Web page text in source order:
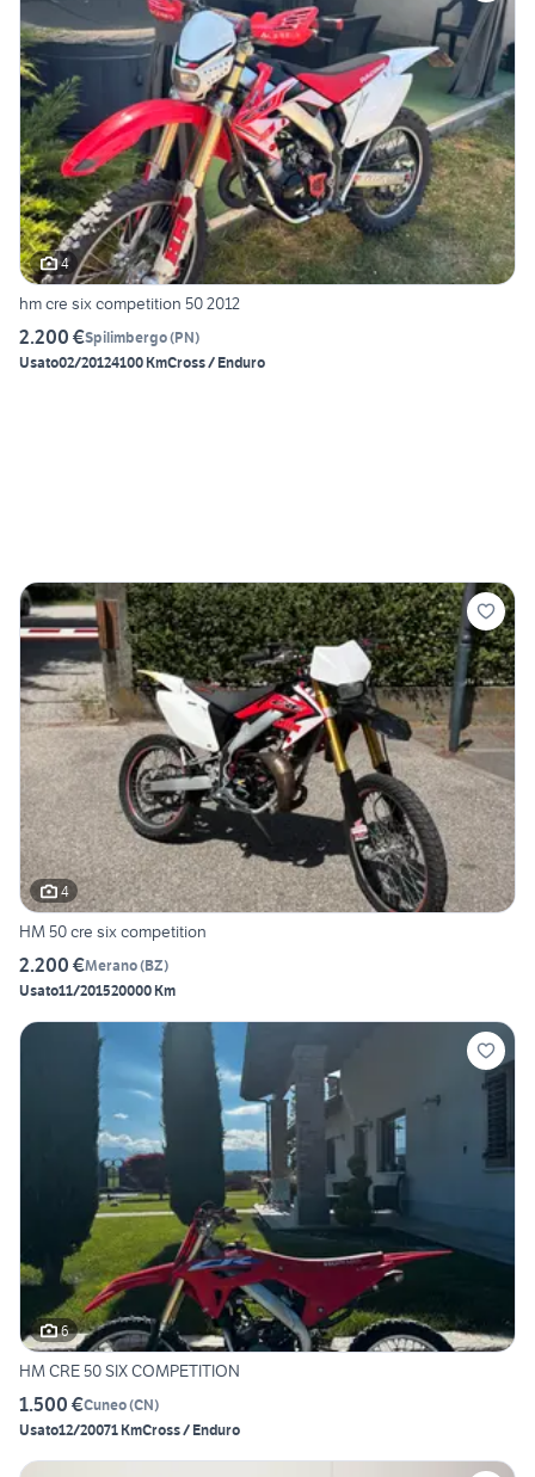
4
hm cre six competition 50 2012
2.200 €Spilimbergo(PN)
Usato02/20124100 KmCross / Enduro
4
HM 50 cre six competition
2.200 €Merano(BZ)
Usato11/201520000 Km
6
HM CRE 50 SIX COMPETITION
1.500 €Cuneo(CN)
Usato12/20071 KmCross / Enduro